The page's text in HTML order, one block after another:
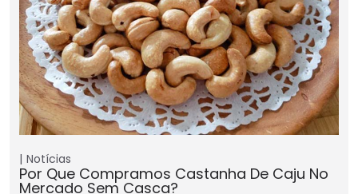
Notícias
Por Que Compramos Castanha De Caju No
Mercado Sem Casca?